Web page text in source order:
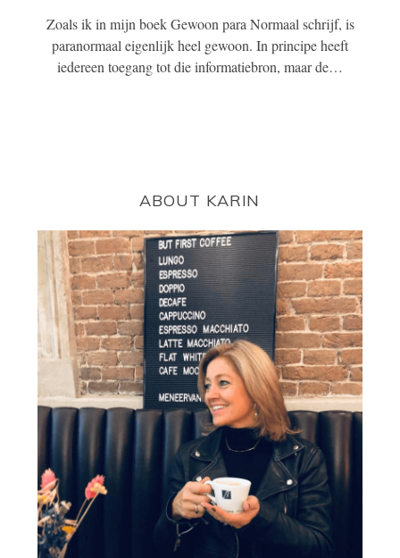
Zoals ik in mijn boek Gewoon para Normaal schrijf, is
paranormaal eigenlijk heel gewoon. In principe heeft
iedereen toegang tot die informatiebron, maar de…
ABOUT KARIN